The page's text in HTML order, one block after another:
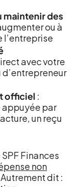
maintenir des
ou à
l’entreprise
avec votre
officiel :
par
un reçu
Finances
non
dit :